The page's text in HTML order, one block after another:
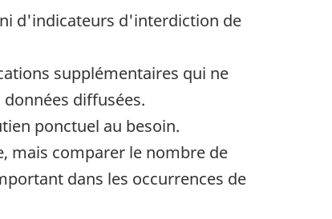
d'indicateurs d'interdiction de
supplémentaires qui ne
diffusées.
ponctuel au besoin.
mais comparer le nombre de
dans les occurrences de